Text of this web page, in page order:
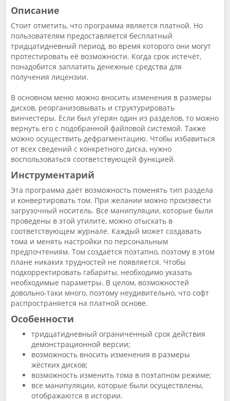
Описание
Стоит отметить, что программа является платной. Но
пользователям предоставляется бесплатный
тридцатидневный период, во время которого они могут
протестировать её возможности. Когда срок истечёт,
понадобится заплатить денежные средства для
получения лицензии.
В основном меню можно вносить изменения в размеры
дисков, реорганизовывать и структурировать
винчестеры. Если был утерян один из разделов, то можно
вернуть его с подобранной файловой системой. Также
можно осуществить дефрагментацию. Чтобы избавиться
от всех сведений с конкретного диска, нужно
воспользоваться соответствующей функцией.
Инструментарий
Эта программа даёт возможность поменять тип раздела
и конвертировать том. При желании можно произвести
загрузочный носитель. Все манипуляции, которые были
проведены в этой утилите, можно отыскать в
соответствующем журнале. Каждый может создавать
тома и менять настройки по персональным
предпочтениям. Том создаётся поэтапно, поэтому в этом
плане никаких трудностей не появляется. Чтобы
подкорректировать габариты, необходимо указать
необходимые параметры. В целом, возможностей
довольно-таки много, поэтому неудивительно, что софт
распространяется на платной основе.
Особенности
тридцатидневный ограниченный срок действия
демонстрационной версии;
возможность вносить изменения в размеры
жёстких дисков;
возможность изменить тома в поэтапном режиме;
все манипуляции, которые были осуществлены,
отображаются в истории.